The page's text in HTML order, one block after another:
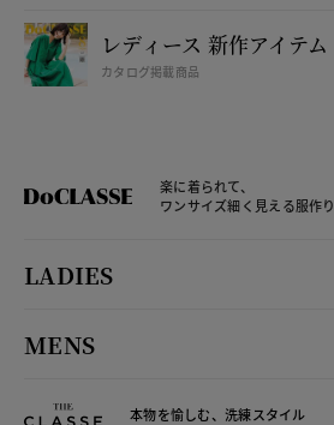
レディース 新作アイテム
カタログ掲載商品
楽に着られて、
ワンサイズ細く見える服作り
LADIES
MENS
本物を愉しむ、洗練スタイル